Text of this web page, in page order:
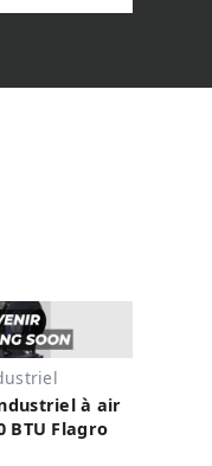
à air
BTU Flagro